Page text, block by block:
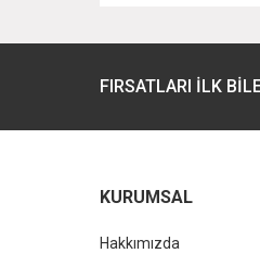
Ürün fiyatı
FIRSATLARI İLK
KURUMSAL
Hakkımızda